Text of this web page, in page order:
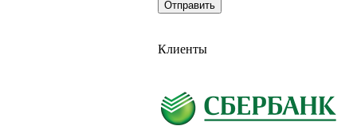
Клиенты